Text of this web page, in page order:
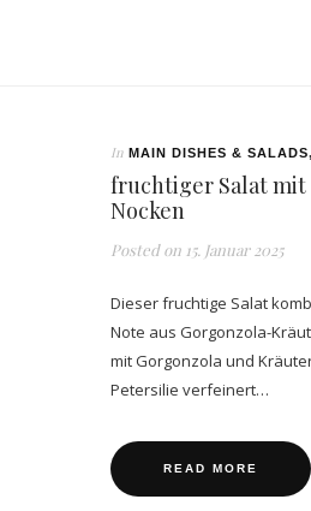
In MAIN DISHES & SALADS,
fruchtiger Salat
Nocken
Posted on 15. Januar 2025
Dieser fruchtige Salat
Note aus Gorgonzola-
mit Gorgonzola und
Petersilie verfeinert…
READ MORE